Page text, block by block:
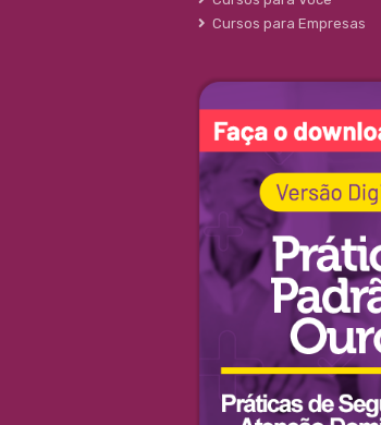
Cursos para Empresas